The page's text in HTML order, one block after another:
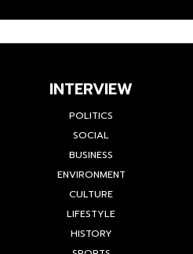
INTERVIEW
POLITICS
SOCIAL
BUSINESS
ENVIRONMENT
CULTURE
LIFESTYLE
HISTORY